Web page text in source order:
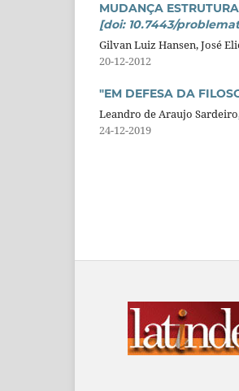
MUDANÇA
[doi: 10.7443/
Gilvan Luiz Hansen, José
20-12-2012
"EM DEFESA DA
Leandro de Araujo
24-12-2019